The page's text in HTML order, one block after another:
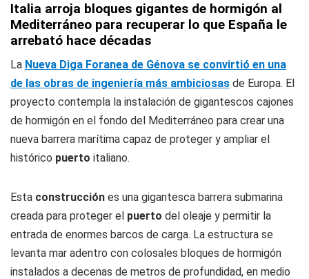
Italia arroja bloques gigantes de hormigón al
Mediterráneo para recuperar lo que España le
arrebató hace décadas
La Nueva Diga Foranea de Génova se convirtió en una
de las obras de ingeniería más ambiciosas de Europa. El
proyecto contempla la instalación de gigantescos cajones
de hormigón en el fondo del Mediterráneo para crear una
nueva barrera marítima capaz de proteger y ampliar el
histórico puerto italiano.
Esta construcción es una gigantesca barrera submarina
creada para proteger el puerto del oleaje y permitir la
entrada de enormes barcos de carga. La estructura se
levanta mar adentro con colosales bloques de hormigón
instalados a decenas de metros de profundidad, en medio